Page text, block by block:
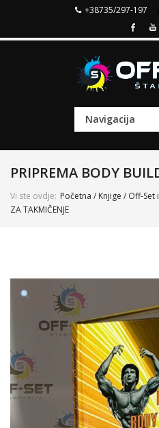
+38735/297-197
Navigacija
PRIPREMA BODY
Vi ste ovdje: Početna / Knjige / Off-Set
ZA TAKMIČENJE